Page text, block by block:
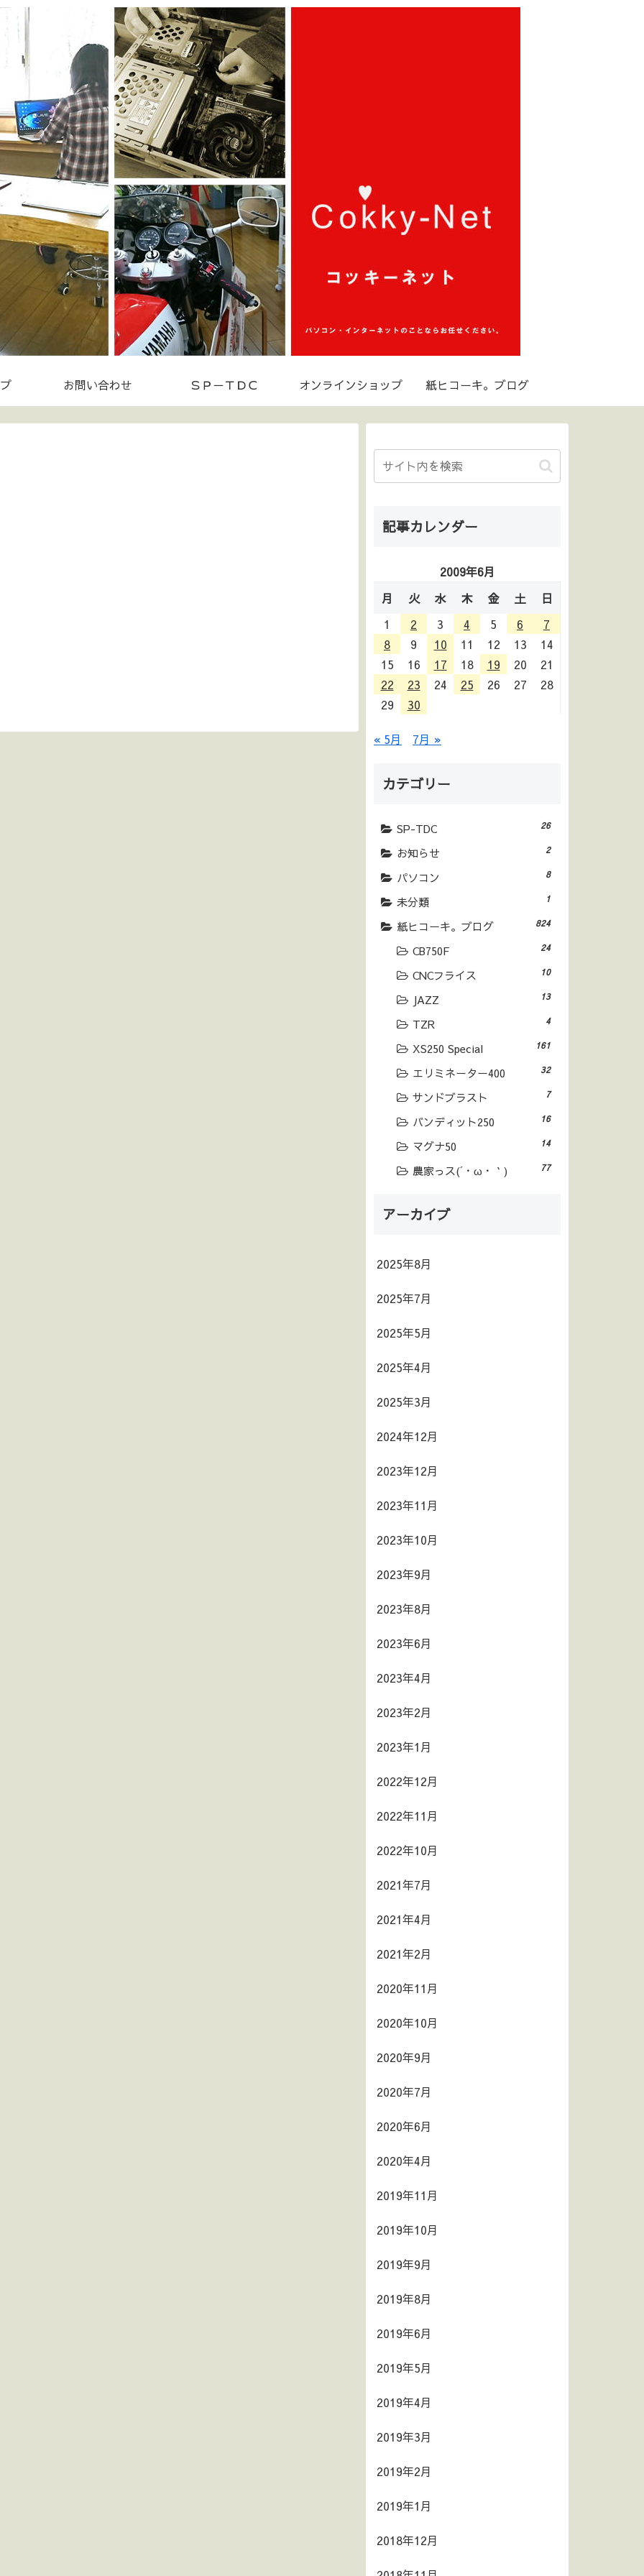
お問い合わせ ＳＰ－ＴＤＣ オンラインショップ 紙ヒコーキ。ブログ
記事カレンダー
2009年6月
月
火 水 木 金 土
日
1
2 3 4 5 6
7
8
9 10 11 12 13
14
15
16 17 18 19 20
21
22
23 24 25 26 27
28
29
30
« 5月 7月 »
カテゴリー
SP-TDC 26
お知らせ 2
パソコン 8
未分類 1
紙ヒコーキ。ブログ 824
CB750F 24
CNCフライス 10
JAZZ 13
TZR 4
XS250 Special 161
エリミネーター400 32
サンドブラスト 7
バンディット250 16
マグナ50 14
農家っス(´・ω・｀) 77
アーカイブ
2025年8月
2025年7月
2025年5月
2025年4月
2025年3月
2024年12月
2023年12月
2023年11月
2023年10月
2023年9月
2023年8月
2023年6月
2023年4月
2023年2月
2023年1月
2022年12月
2022年11月
2022年10月
2021年7月
2021年4月
2021年2月
2020年11月
2020年10月
2020年9月
2020年7月
2020年6月
2020年4月
2019年11月
2019年10月
2019年9月
2019年8月
2019年6月
2019年5月
2019年4月
2019年3月
2019年2月
2019年1月
2018年12月